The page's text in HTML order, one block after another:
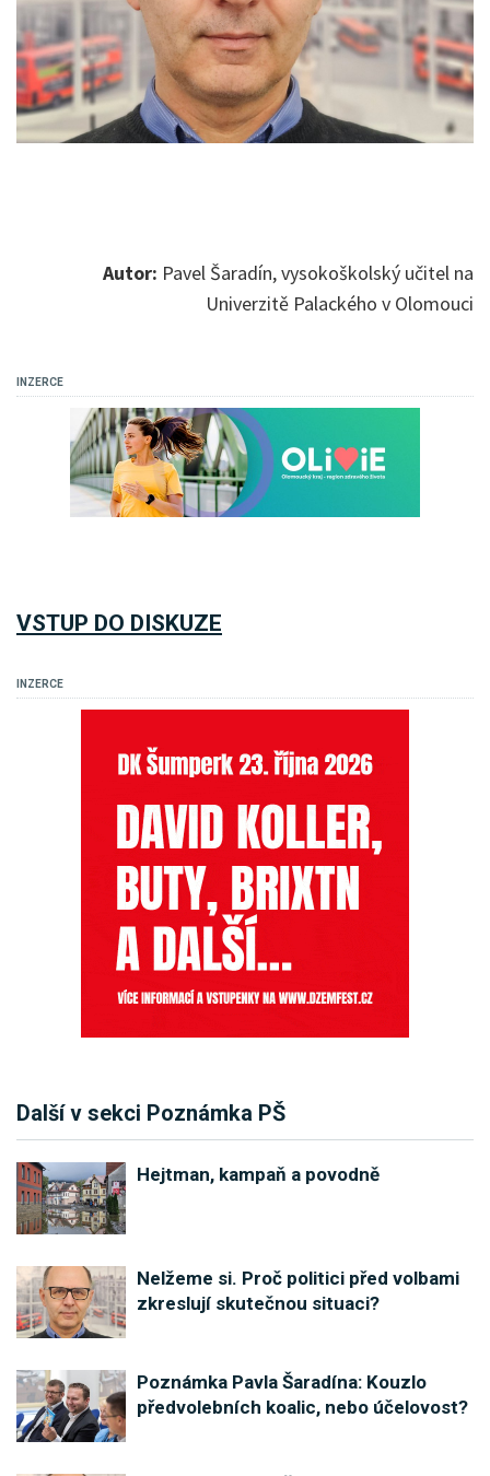
Autor: Pavel Šaradín, vysokoškolský učitel na
Univerzitě Palackého v Olomouci
INZERCE
VSTUP DO DISKUZE
INZERCE
Další v sekci Poznámka PŠ
Hejtman, kampaň a povodně
Nelžeme si. Proč politici před volbami
zkreslují skutečnou situaci?
Poznámka Pavla Šaradína: Kouzlo
předvolebních koalic, nebo účelovost?